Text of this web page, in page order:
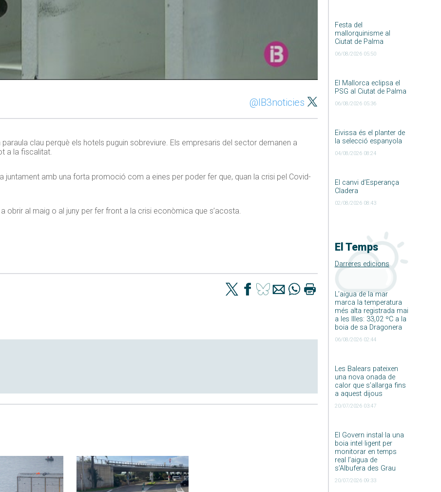
Festa del
mallorquinisme al
Ciutat de Palma
06/08/2026 05:50
El Mallorca eclipsa el
PSG al Ciutat de Palma
06/08/2026 05:36
Eivissa és el planter de
la selecció espanyola
04/08/2026 08:24
El canvi d’Esperança
Cladera
02/08/2026 08:43
El Temps
Darreres edicions
L’aigua de la mar
marca la temperatura
més alta registrada mai
a les Illes: 33,02 ºC a la
boia de sa Dragonera
06/08/2026 02:44
Les Balears pateixen
una nova onada de
calor que s’allarga fins
a aquest dijous
20/07/2026 03:47
El Govern instal·la una
boia intel·ligent per
monitorar en temps
real l’aigua de
s’Albufera des Grau
20/07/2026 09:33
@IB3noticies
clau perquè els hotels puguin sobreviure. Els empresaris del sector demanen a
a la fiscalitat.
amb una forta promoció com a eines per poder fer que, quan la crisi pel Covid-
obrir al maig o al juny per fer front a la crisi econòmica que s’acosta.